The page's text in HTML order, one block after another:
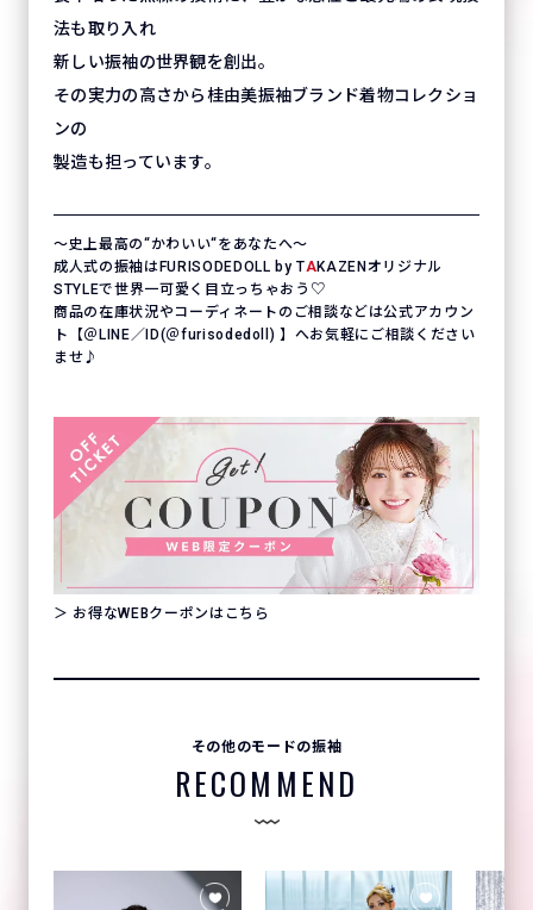
法も取り入れ
新しい振袖の世界観を創出。
その実力の高さから桂由美振袖ブランド着物コレクショ
ンの
製造も担っています。
〜史上最高の“かわいい“をあなたへ〜
成人式の振袖はFURISODEDOLL by TAKAZENオリジナル
STYLEで世界一可愛く目立っちゃおう♡
商品の在庫状況やコーディネートのご相談などは公式アカウン
ト【＠LINE／ID(＠furisodedoll) 】へお気軽にご相談ください
ませ♪
＞ お得なWEBクーポンはこちら
その他のモードの振袖
RECOMMEND